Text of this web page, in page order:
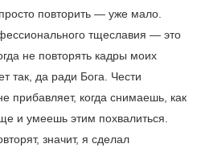
повторить — уже мало.
тщеславия — это
не повторять кадры моих
так, да ради Бога. Чести
прибавляет, когда снимаешь, как
и умеешь этим похвалиться.
значит, я сделал